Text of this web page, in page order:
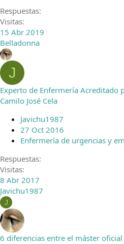
Respuestas
Visitas
15 Abr 2019
Belladonna
J
Experto de Enfermería Acreditado
Camilo José Cela
Javichu1987
27 Oct 2016
Enfermería de urgencias y
Respuestas
Visitas
8 Abr 2017
Javichu1987
J
6 diferencias entre el máster